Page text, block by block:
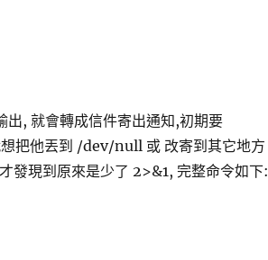
, 就會轉成信件寄出通知,初期要
把他丟到 /dev/null 或 改寄到其它地方
現到原來是少了 2>&1, 完整命令如下: